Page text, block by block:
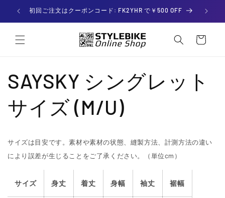
ンツに初回ご注文はクーポンコード: FK2YHR で￥500 OFF
ト
SAYSKY シングレット
サイズ (M/U)
サイズは目安です。素材や素材の状態、縫製方法、計測方法の違い
により誤差が生じることをご了承ください。
（単位cm）
サイズ 身丈 着丈 身幅 袖丈 裾幅